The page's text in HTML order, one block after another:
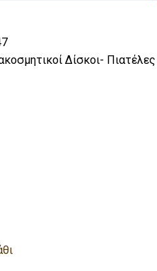
Δίσκοι- Πιατέλες